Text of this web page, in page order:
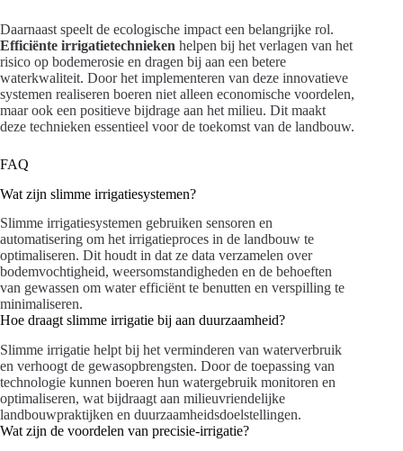
Daarnaast speelt de ecologische impact een belangrijke rol.
Efficiënte irrigatietechnieken helpen bij het verlagen van het
risico op bodemerosie en dragen bij aan een betere
waterkwaliteit. Door het implementeren van deze innovatieve
systemen realiseren boeren niet alleen economische voordelen,
maar ook een positieve bijdrage aan het milieu. Dit maakt
deze technieken essentieel voor de toekomst van de landbouw.
FAQ
Wat zijn slimme irrigatiesystemen?
Slimme irrigatiesystemen gebruiken sensoren en
automatisering om het irrigatieproces in de landbouw te
optimaliseren. Dit houdt in dat ze data verzamelen over
bodemvochtigheid, weersomstandigheden en de behoeften
van gewassen om water efficiënt te benutten en verspilling te
minimaliseren.
Hoe draagt slimme irrigatie bij aan duurzaamheid?
Slimme irrigatie helpt bij het verminderen van waterverbruik
en verhoogt de gewasopbrengsten. Door de toepassing van
technologie kunnen boeren hun watergebruik monitoren en
optimaliseren, wat bijdraagt aan milieuvriendelijke
landbouwpraktijken en duurzaamheidsdoelstellingen.
Wat zijn de voordelen van precisie-irrigatie?